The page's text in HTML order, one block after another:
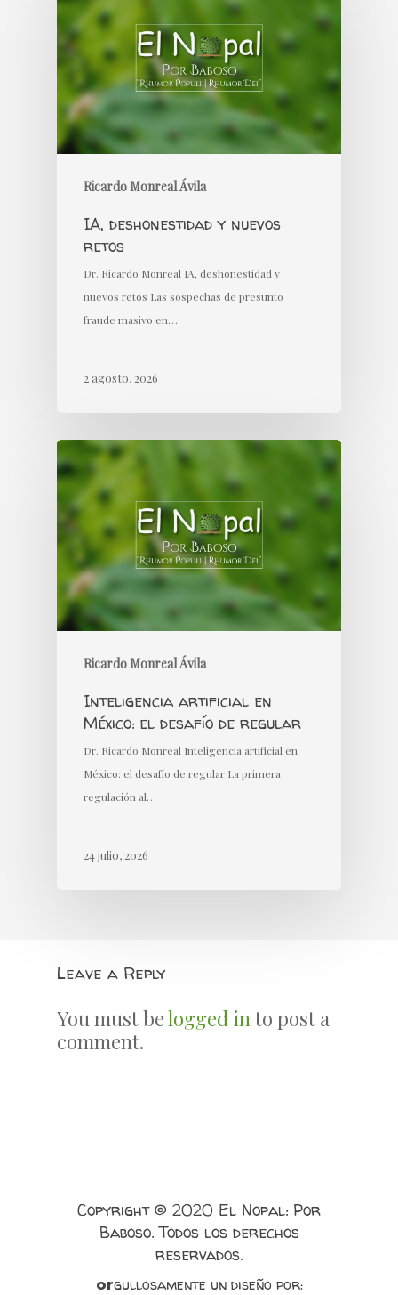
Ricardo Monreal Ávila
IA, deshonestidad y nuevos
retos
Dr. Ricardo Monreal IA, deshonestidad y
nuevos retos Las sospechas de presunto
fraude masivo en…
2 agosto, 2026
Ricardo Monreal Ávila
Inteligencia artificial en
México: el desafío de regular
Dr. Ricardo Monreal Inteligencia artificial en
México: el desafío de regular La primera
regulación al…
24 julio, 2026
Leave a Reply
You must belogged into post a
comment.
Copyright © 2020 El Nopal: Por
Baboso. Todos los derechos
reservados.
orgullosamente un diseño por: